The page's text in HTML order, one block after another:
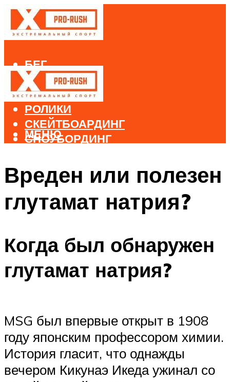
БЕГ
ВЕЛОСПОРТ
ДАЙВИНГ
РОЛИКИ
СКЕЙТБОАРДИНГ
СНОУБОРДИНГ
МЕНЮ
МЕНЮ
Вреден или полезен
глутамат натрия?
Когда был обнаружен
глутамат натрия?
MSG был впервые открыт в 1908
году японским профессором химии.
История гласит, что однажды
вечером Кикунаэ Икеда ужинал со